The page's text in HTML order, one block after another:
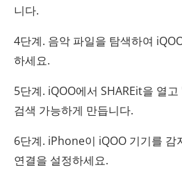
니다.
4단계. 음악 파일을 탐색하여
하세요.
5단계. iQOO에서 SHAREit을 열
검색 가능하게 만듭니다.
6단계. iPhone이 iQOO 기기를 감
연결을 설정하세요.